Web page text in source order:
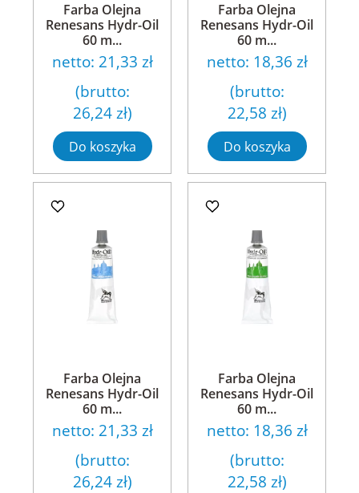
Farba Olejna
Renesans Hydr-Oil
60 m...
netto: 21,33 zł
(brutto:
26,24 zł)
Do koszyka
Farba Olejna
Renesans Hydr-Oil
60 m...
netto: 18,36 zł
(brutto:
22,58 zł)
Do koszyka
Farba Olejna
Renesans Hydr-Oil
60 m...
netto: 21,33 zł
(brutto:
26,24 zł)
Farba Olejna
Renesans Hydr-Oil
60 m...
netto: 18,36 zł
(brutto:
22,58 zł)